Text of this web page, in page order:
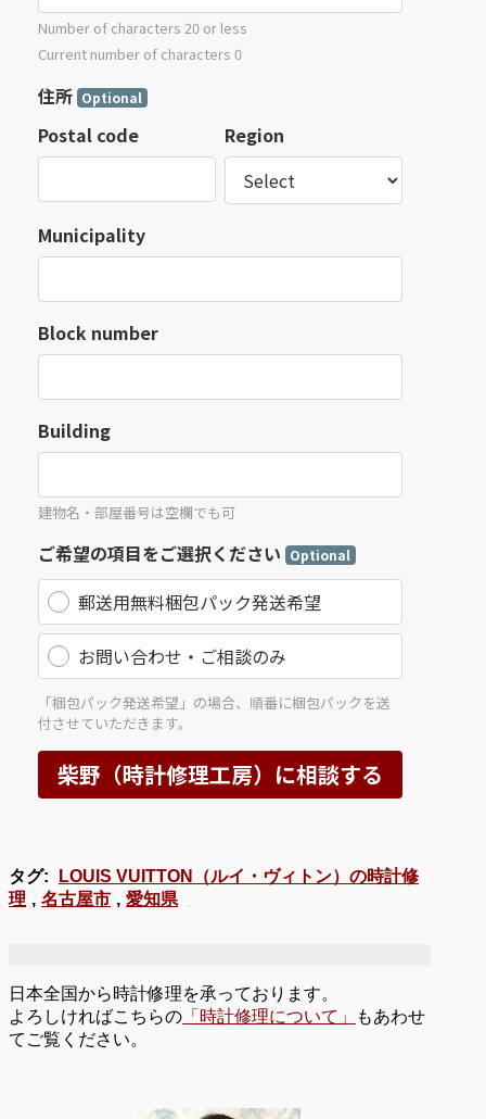
タグ:
LOUIS VUITTON（ルイ・ヴィトン）の時計修
理 , 名古屋市 , 愛知県
日本全国から時計修理を承っております。
よろしければこちらの 「時計修理について」
もあわせ
てご覧ください。